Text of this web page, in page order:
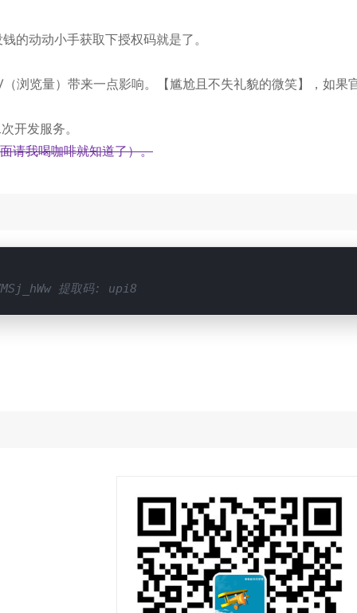
的动动小手获取下授权码就是了。
浏览量）带来一点影响。【尴尬且不失礼貌的微笑】，如果
开发服务。
请我喝咖啡就知道了）。
提取码: upi8